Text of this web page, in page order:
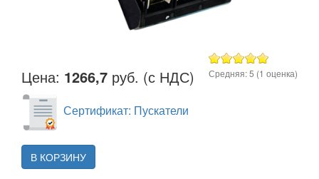
Цена: 1266,7 руб. (с НДС)
Сертификат: Пускатели
В КОРЗИНУ
Средняя:5 (1 оценка)